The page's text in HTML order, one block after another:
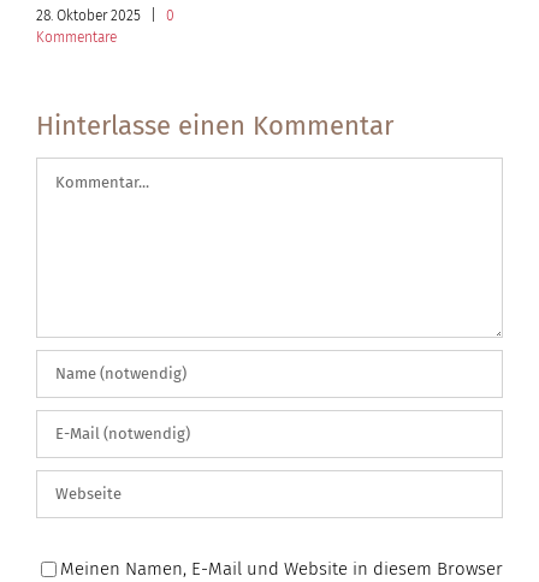
28. Oktober 2025
0
Kommentare
Hinterlasse einen Kommentar
Meinen Namen, E-Mail und Website in diesem Browser